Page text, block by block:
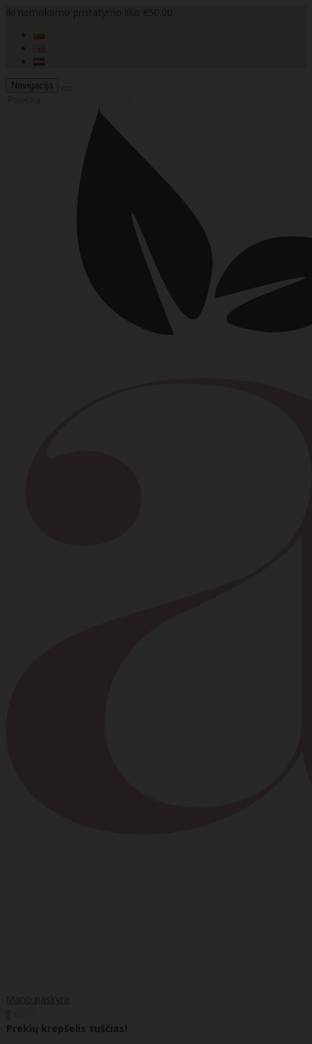
Navigacija
Mano paskyra
Prekių krepšelis tuščias!